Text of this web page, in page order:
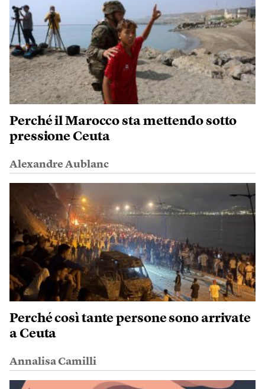
Perché il Marocco sta mettendo sotto
pressione Ceuta
Alexandre Aublanc
Perché così tante persone sono arrivate
a Ceuta
Annalisa Camilli